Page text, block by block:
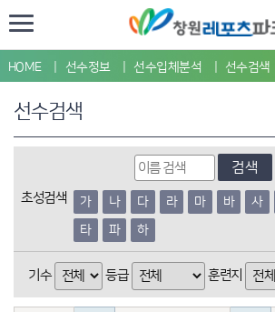
HOME 선수정보 선수입체분석 선수검색
선수검색
검색
초성검색 가 나 다 라 마 바 사
타
파 하
기수 등급 훈련지